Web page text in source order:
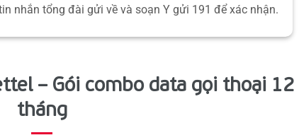
nhắn tổng đài gửi về và soạn Y gửi 191 để xác nhận.
– Gói combo data gọi thoại 12
tháng